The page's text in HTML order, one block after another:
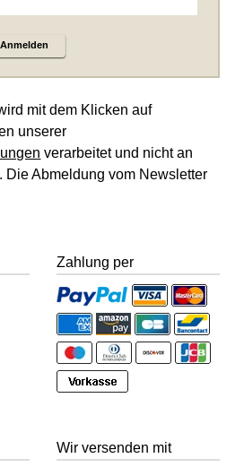
Anmelden
mit dem Klicken auf
unserer
verarbeitet und nicht an
Die Abmeldung vom Newsletter
Zahlung per
Wir versenden mit